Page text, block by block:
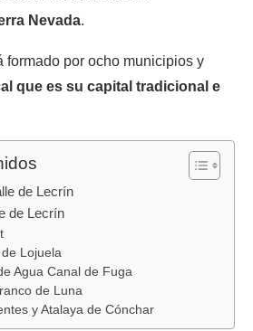
Nevada.
formado por ocho municipios y
que es su capital tradicional e
de Lecrín
de Lecrín
Lojuela
Agua Canal de Fuga
de Luna
y Atalaya de Cónchar